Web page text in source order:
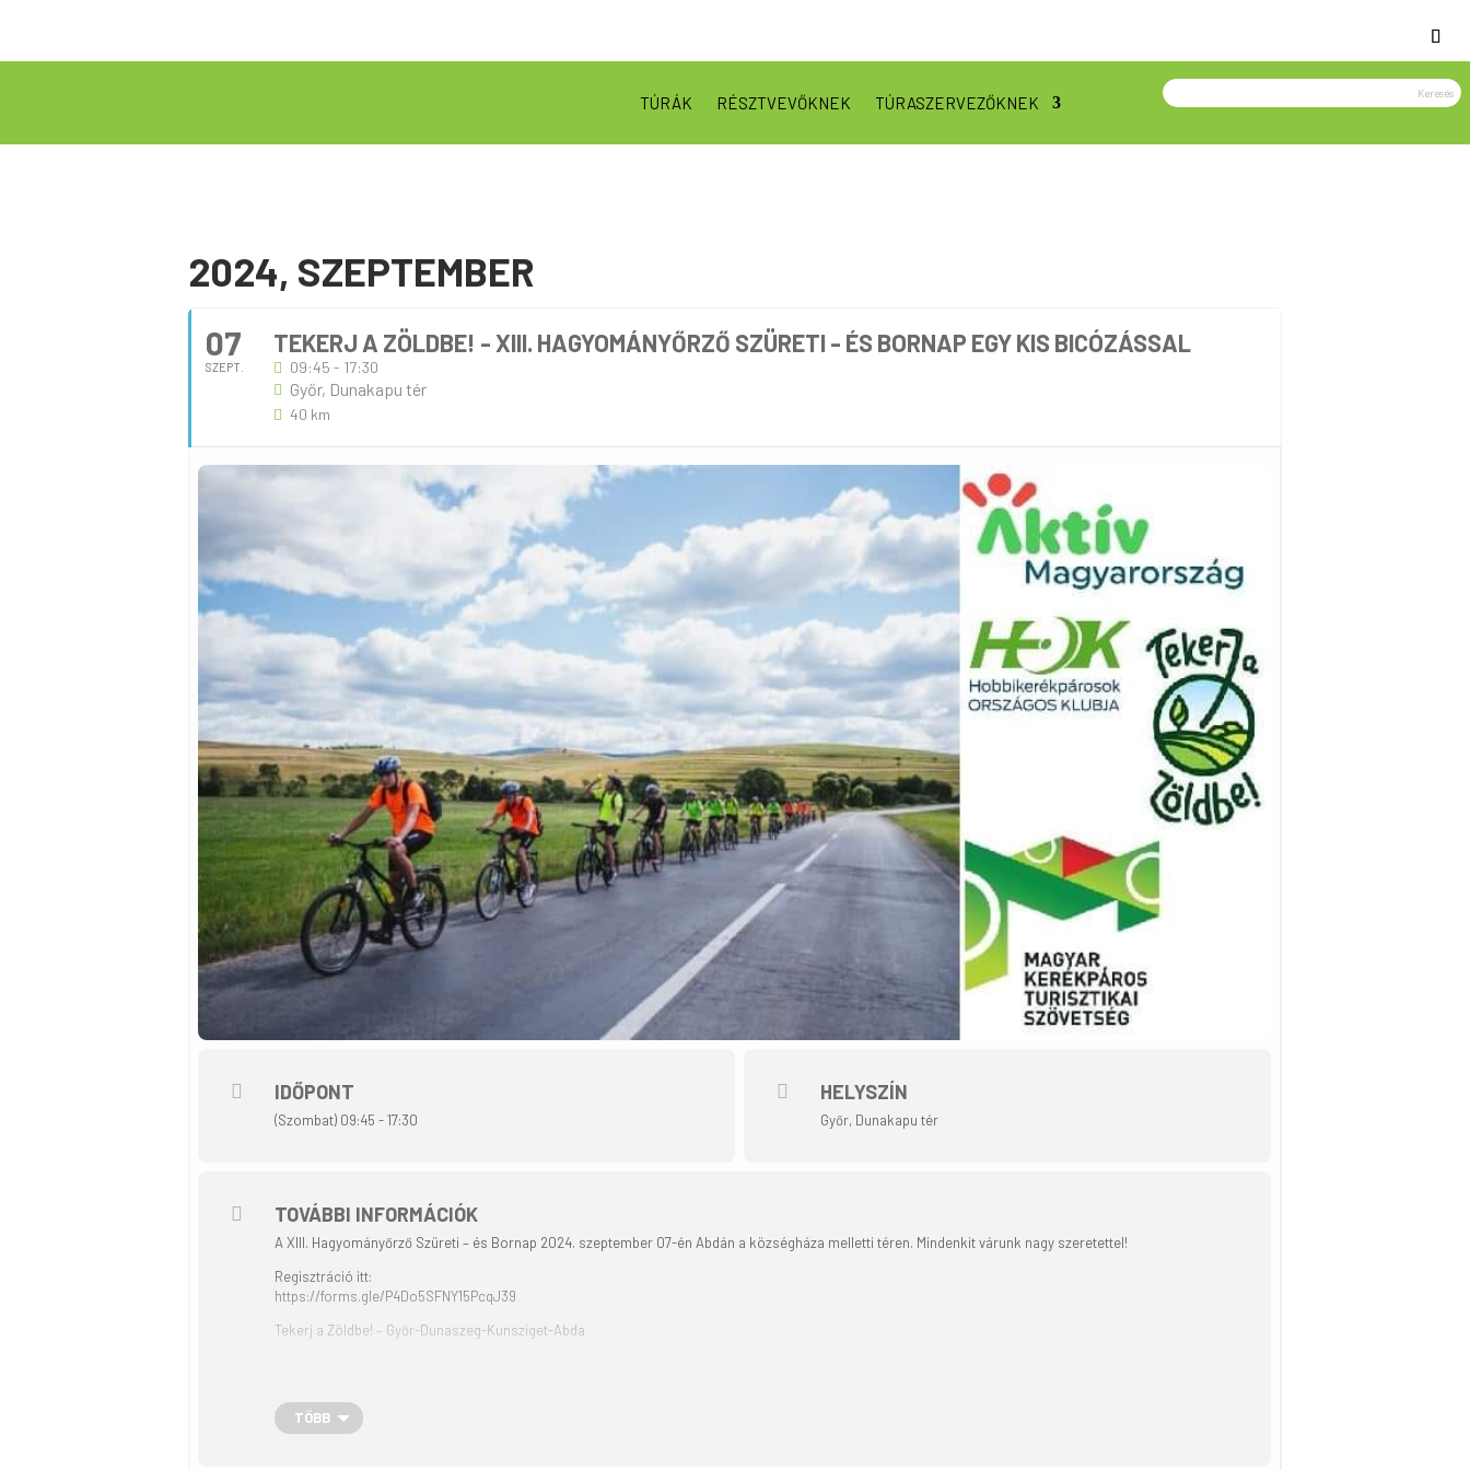
TÚRÁK RÉSZTVEVŐKNEK TÚRASZERVEZŐKNEK
2024, SZEPTEMBER
07
SZEPT.
TEKERJ A ZÖLDBE! - XIII. HAGYOMÁNYŐRZŐ SZÜRETI - ÉS BORNAP EGY KIS BICÓZÁSSAL
09:45 - 17:30
Győr, Dunakapu tér
40 km
IDŐPONT
(Szombat) 09:45 - 17:30
HELYSZÍN
Győr, Dunakapu tér
TOVÁBBI INFORMÁCIÓK
A XIII. Hagyományőrző Szüreti – és Bornap 2024. szeptember 07-én Abdán a községháza melletti téren. Mindenkit várunk nagy szeretettel!
Regisztráció itt:
https://forms.gle/P4Do5SFNY15PcqJ39
Tekerj a Zöldbe! – Győr-Dunaszeg-Kunsziget-Abda
a Szigetköz érintésével közelítik meg a komoly hagyományokkal bíró abdai bornapi mulatságot. A „Tekerj a Zöldbe!” túrasorozat részeként rendezett
eseményre már várják a kirándulni szerető hobbicajosok jelentkezését. A túra vezetője ezúttal is Tömböly Tamás, a Hobbikerékpárosok Országos Klubja
TÖBB